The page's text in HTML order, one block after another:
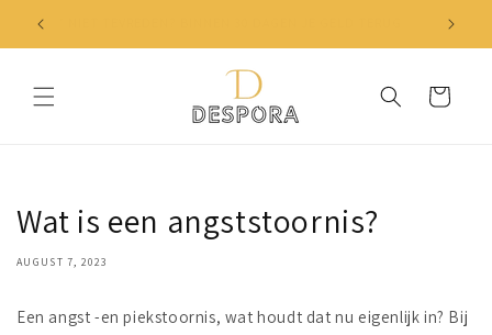
Skip to
content
Cart
Wat is een angststoornis?
AUGUST 7, 2023
Een angst -en piekstoornis, wat houdt dat nu eigenlijk in? Bij